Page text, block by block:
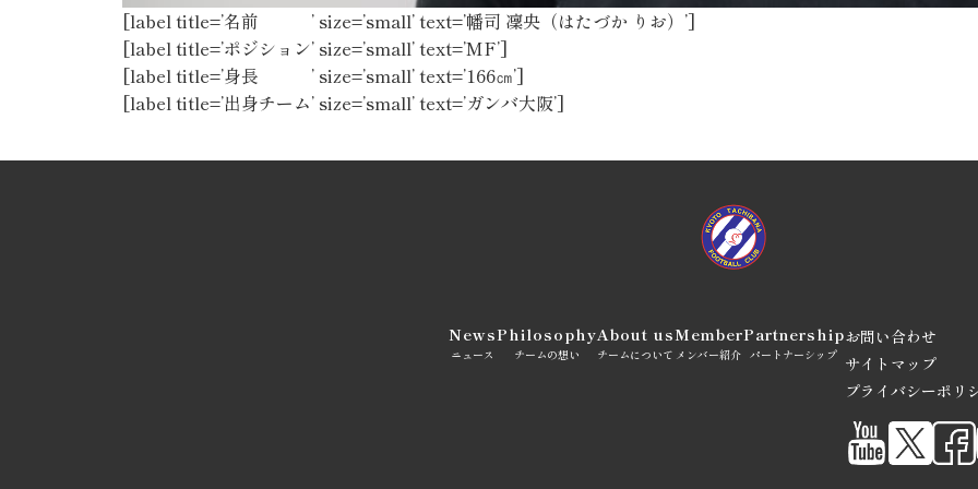
[label title=’名前 ’ size=’small’ text=’幡司 凜央（はたづか りお）’]
[label title=’ポジション’ size=’small’ text=’MF’]
[label title=’身長 ’ size=’small’ text=’166㎝’]
[label title=’出身チーム’ size=’small’ text=’ガンバ大阪’]
ニュース
News
チームの想い
Philosophy
チームについて
About us
メンバー紹介
Member
パートナーシップ
Partnershipお問い合わせ
サイトマップ
プライバシーポリ